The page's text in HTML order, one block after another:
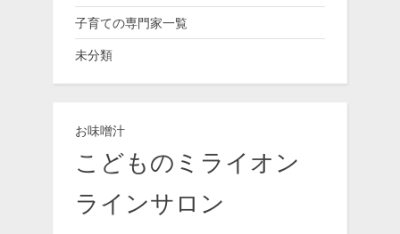
子育ての専門家一覧
未分類
お味噌汁
こどものミライオン
ラインサロン